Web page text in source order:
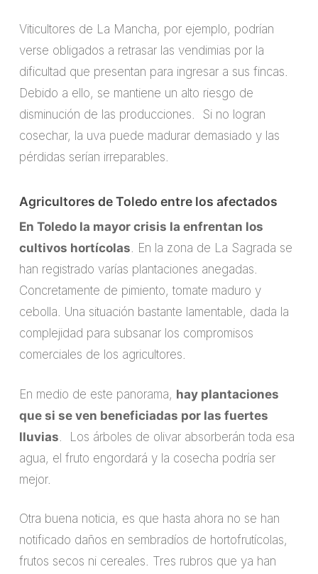
Viticultores de La Mancha, por ejemplo, podrían
verse obligados a retrasar las vendimias por la
dificultad que presentan para ingresar a sus fincas.
Debido a ello, se mantiene un alto riesgo de
disminución de las producciones. Si no logran
cosechar, la uva puede madurar demasiado y las
pérdidas serían irreparables.
Agricultores de Toledo entre los afectados
En Toledo la mayor crisis la enfrentan los
cultivos hortícolas. En la zona de La Sagrada se
han registrado varías plantaciones anegadas.
Concretamente de pimiento, tomate maduro y
cebolla. Una situación bastante lamentable, dada la
complejidad para subsanar los compromisos
comerciales de los agricultores.
En medio de este panorama, hay plantaciones
que si se ven beneficiadas por las fuertes
lluvias . Los árboles de olivar absorberán toda esa
agua, el fruto engordará y la cosecha podría ser
mejor.
Otra buena noticia, es que hasta ahora no se han
notificado daños en sembradíos de hortofrutícolas,
frutos secos ni cereales. Tres rubros que ya han